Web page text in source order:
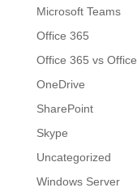
Microsoft Teams
Office 365
Office 365 vs Office
OneDrive
SharePoint
Skype
Uncategorized
Windows Server